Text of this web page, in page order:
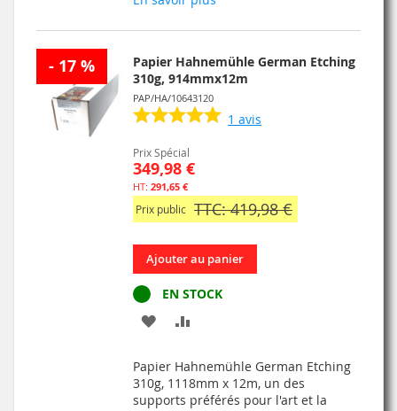
D’ENVIE
- 17 %
Papier Hahnemühle German Etching
310g, 914mmx12m
PAP/HA/10643120
1 avis
Prix Spécial
349,98 €
291,65 €
Prix public TTC: 419,98 €
Ajouter au panier
EN STOCK
AJOUTER
MA
COMPARATEUR
Papier Hahnemühle German Etching
310g, 1118mm x 12m, un des
supports préférés pour l'art et la